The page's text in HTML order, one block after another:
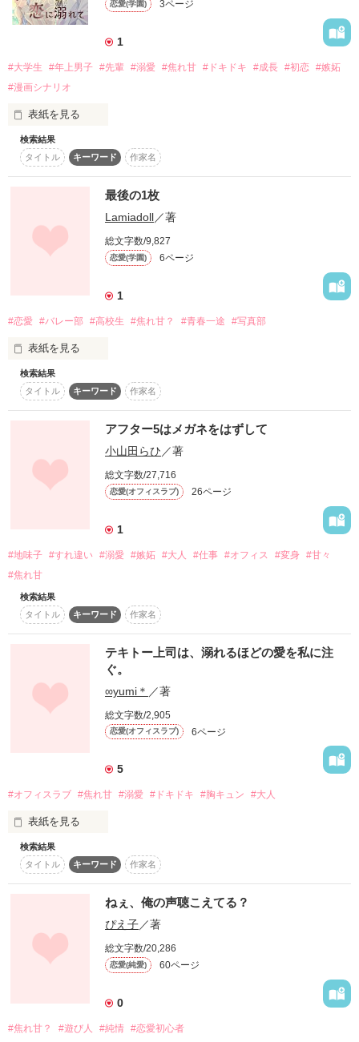
……なのに。
どうして、こんなことになったの……。
2人の禁断の恋をご覧あれ。
※31.3.23　おまけ2ページ更新！
(作品の執筆中に、ボツになった章のほんの一コマです)
作品を読む
純情で一途な、恋愛初心者？
「先輩みたいな軽そうな女、俺嫌いなんですよ」
《 花染 静香 》
shizuka hanazome
魅惑の容姿をもつ校内一の美女。
見た目のせいで悪い噂が絶えないが
サッカー部のエースで学年１のモテ男。
静香の後輩。極度の女嫌いで
派手な噂が多い静香を嫌っている。
「俺は騙されませんから……」
好きなのはあなただけなのに、
信じてもらえない、かな……？
優しい先輩との三角関係……？
主人公の恋の行方は——
クール硬派年下♂ × セクシー純粋先輩♀
「無自覚に誘惑すんの、ほんとやめてください。
今すぐ押し倒しますよ？」
作品を読む
恋愛(学園) 3ページ
1
#大学生 #年上男子 #先輩 #溺愛 #焦れ甘 #ドキドキ #成長 #初恋 #嫉妬
#漫画シナリオ
表紙を見る
※こちらはマンガシナリオです。
「第8回noicomiマンガシナリオ大賞」にエントリーしていま
す。
.•*¨*•.¸¸♬.•*¨*•.¸¸♬.•*¨*•.¸¸♬.•*¨*•.¸¸♬
” 感情ミュート系女子 ”
舞原 雫月、大学1年生。
過去の経験から控えめで表現が苦手な控えめ女子。
×
” 沼系ノイズ男子 ”
芹沢 藍理、大学３年生。
女性関係には少し難ありで……？
.•*¨*•.¸¸♬.•*¨*•.¸¸♬.•*¨*•.¸¸♬.•*¨*•.¸¸♬
検索結果
タイトル
キーワード 作家名
最後の1枚
Lamiadoll／著
総文字数/9,827
恋愛(学園) 6ページ
1
#恋愛 #バレー部 #高校生 #焦れ甘？ #青春一途 #写真部
表紙を見る
昔から人を撮るのは苦手だった。
趣味で始めた写真。昔お父さんのカメラを借りて撮ったのをき
っかけに、私は度々空の写真を撮っていた。
高校生になって、写真部に入って関わるようになった人たち。
「君の写真が撮りたいな」
これは、私が撮れる最初で最後の最高の写真だ
作品を読む
検索結果
タイトル
キーワード 作家名
アフター5はメガネをはずして
小山田らひ ／著
総文字数/27,716
恋愛(オフィスラブ) 26ページ
1
#地味子 #すれ違い #溺愛 #嫉妬 #大人 #仕事 #オフィス #変身 #甘々
#焦れ甘
検索結果
タイトル
キーワード 作家名
テキトー上司は、溺れるほどの愛を私に注
ぐ。
∞yumi＊ ／著
総文字数/2,905
恋愛(オフィスラブ) 6ページ
5
#オフィスラブ #焦れ甘 #溺愛 #ドキドキ #胸キュン #大人
表紙を見る
*⑅︎୨୧┈︎┈︎┈︎┈︎┈︎┈︎┈┈︎┈︎┈︎┈︎┈︎୨୧⑅︎*
3年前、私を背負ってくれた背中。
また会いたいと、何度願っただろう。
今も変わらず私の胸を焦がすのは
*⑅︎୨୧┈︎┈︎┈︎┈︎┈︎┈︎┈┈︎┈︎┈︎┈︎┈︎୨୧⑅︎*
検索結果
タイトル
キーワード 作家名
ねぇ、俺の声聴こえてる？
ぴえ子／著
総文字数/20,286
恋愛(純愛) 60ページ
0
#焦れ甘？ #遊び人 #純情 #恋愛初心者